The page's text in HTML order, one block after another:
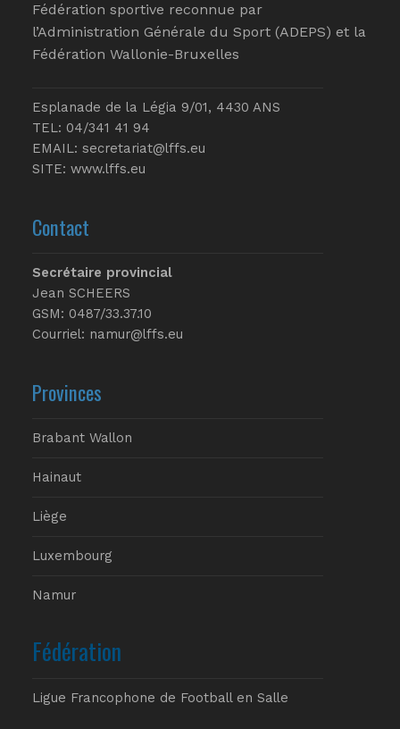
Fédération sportive reconnue par
l’Administration Générale du Sport (ADEPS) et la
Fédération Wallonie-Bruxelles
Esplanade de la Légia 9/01, 4430 ANS
TEL: 04/341 41 94
EMAIL: secretariat@lffs.eu
SITE: www.lffs.eu
Contact
Secrétaire provincial
Jean SCHEERS
GSM: 0487/33.37.10
Courriel: namur@lffs.eu
Provinces
Brabant Wallon
Hainaut
Liège
Luxembourg
Namur
Fédération
Ligue Francophone de Football en Salle